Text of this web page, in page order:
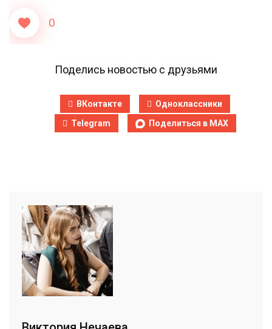
0
Поделись новостью с друзьями
ВКонтакте
Одноклассники
Telegram
Поделиться в MAX